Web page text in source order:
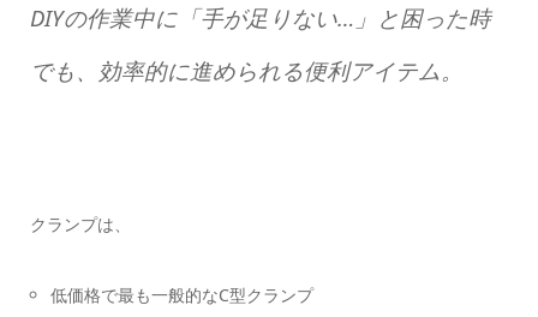
DIYの作業中に「手が足りない…」と困った時
でも、効率的に進められる便利アイテム。
クランプは、
低価格で最も一般的なC型クランプ